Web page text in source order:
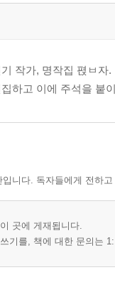
작가, 명작집 펹ㅂ
하고 이에 주석을 붙
니다. 독자들에게 전하
곳에 게재됩니다.
기를, 책에 대한 문의는